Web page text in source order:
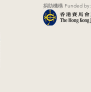
捐助機構 Funded by: